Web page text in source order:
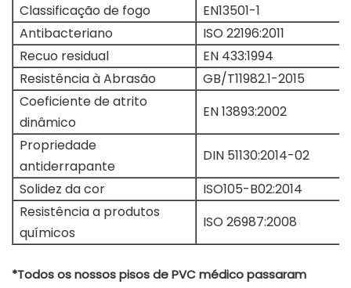
Classificação de fogo
EN13501-1
Antibacteriano
ISO 22196:2011
Recuo residual
EN 433:1994
Resistência à Abrasão
GB/T11982.1-2015
Coeficiente de atrito
dinâmico
EN 13893:2002
Propriedade
antiderrapante
DIN 51130:2014-02
Solidez da cor
ISO105-B02:2014
Resistência a produtos
químicos
ISO 26987:2008
*Todos os nossos pisos de PVC médico passaram